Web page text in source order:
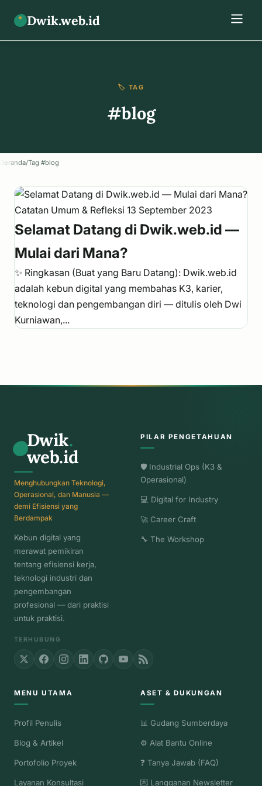
Dwik.web.id
🏷️ TAG
#blog
Beranda/Tag #blog
Catatan Umum & Refleksi 13 September 2023
Selamat Datang di Dwik.web.id —
Mulai dari Mana?
✨ Ringkasan (Buat yang Baru Datang): Dwik.web.id
adalah kebun digital yang membahas K3, karier,
teknologi dan pengembangan diri — ditulis oleh Dwi
Kurniawan,...
Dwik.
web.id
Menghubungkan Teknologi,
Operasional, dan Manusia —
demi Efisiensi yang
Berdampak
Kebun digital yang
merawat pemikiran
tentang efisiensi kerja,
teknologi industri dan
pengembangan
profesional — dari praktisi
untuk praktisi.
TERHUBUNG
PILAR PENGETAHUAN
🛡️ Industrial Ops (K3 &
Operasional)
💻 Digital for Industry
🚀 Career Craft
🔧 The Workshop
MENU UTAMA
Profil Penulis
Blog & Artikel
Portofolio Proyek
Layanan Konsultasi
ASET & DUKUNGAN
📊 Gudang Sumberdaya
⚙️ Alat Bantu Online
❓ Tanya Jawab (FAQ)
💌 Langganan Newsletter